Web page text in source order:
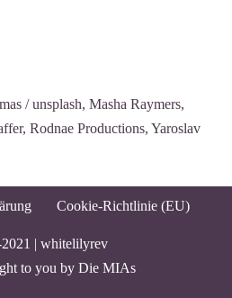
/ unsplash, Masha Raymers,
Rodnae Productions, Yaroslav
Cookie-Richtlinie (EU)
| whitelilyrev
to you by Die MIAs